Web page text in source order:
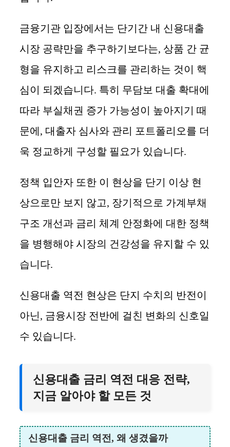
금융기관 입장에서는 단기간 내 신용대출
시장 공략만을 추구하기보다는, 상품 간 균
형을 유지하고 리스크를 관리하는 것이 핵
심이 되겠습니다. 특히 무담보 대출 확대에
따라 부실채권 증가 가능성이 높아지기 때
문에, 대출자 심사와 관리 포트폴리오를 더
욱 정교하게 구성할 필요가 있습니다.
정책 입안자 또한 이 현상을 단기 이상 현
상으로만 보지 않고, 장기적으로 가계부채
구조 개선과 금리 체계 안정화에 대한 정책
을 병행해야 시장의 건강성을 유지할 수 있
습니다.
신용대출 역전 현상은 단지 수치의 반전이
아닌, 금융시장 전반에 걸친 변화의 신호일
수 있습니다.
신용대출 금리 역전 대응 전략,
지금 알아야 할 모든 것
신용대출 금리 역전, 왜 생겼을까